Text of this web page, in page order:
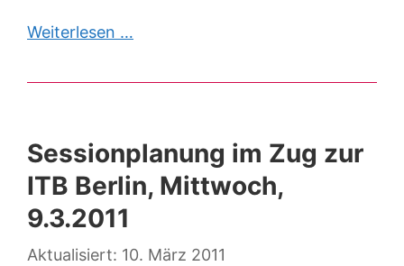
Weiterlesen …
Sessionplanung im Zug zur
ITB Berlin, Mittwoch,
9.3.2011
10. März 2011